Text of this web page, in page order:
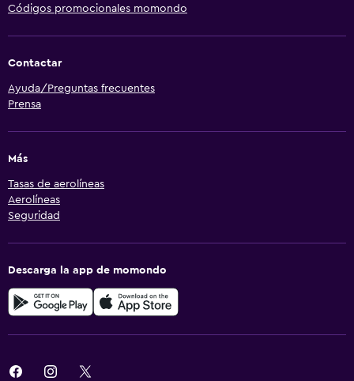
Códigos promocionales momondo
Contactar
Ayuda/Preguntas frecuentes
Prensa
Más
Tasas de aerolíneas
Aerolíneas
Seguridad
Descarga la app de momondo